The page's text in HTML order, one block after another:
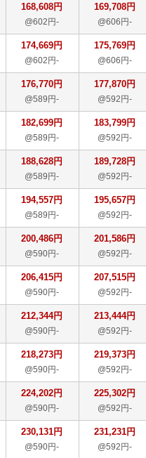
168,608円
@602円-
169,708円
@606円-
174,669円
@602円-
175,769円
@606円-
176,770円
@589円-
177,870円
@592円-
182,699円
@589円-
183,799円
@592円-
188,628円
@589円-
189,728円
@592円-
194,557円
@589円-
195,657円
@592円-
200,486円
@590円-
201,586円
@592円-
206,415円
@590円-
207,515円
@592円-
212,344円
@590円-
213,444円
@592円-
218,273円
@590円-
219,373円
@592円-
224,202円
@590円-
225,302円
@592円-
230,131円
@590円-
231,231円
@592円-